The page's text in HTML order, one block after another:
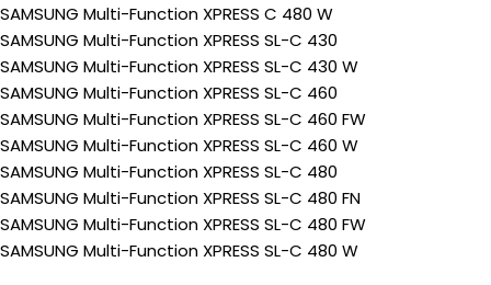
SAMSUNG Multi-Function XPRESS C 480 W
SAMSUNG Multi-Function XPRESS SL-C 430
SAMSUNG Multi-Function XPRESS SL-C 430 W
SAMSUNG Multi-Function XPRESS SL-C 460
SAMSUNG Multi-Function XPRESS SL-C 460 FW
SAMSUNG Multi-Function XPRESS SL-C 460 W
SAMSUNG Multi-Function XPRESS SL-C 480
SAMSUNG Multi-Function XPRESS SL-C 480 FN
SAMSUNG Multi-Function XPRESS SL-C 480 FW
SAMSUNG Multi-Function XPRESS SL-C 480 W